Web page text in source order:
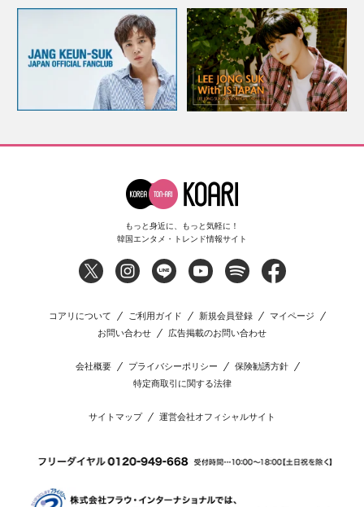
もっと身近に、もっと気軽に！
韓国エンタメ・トレンド情報サイト
コアリについて ご利用ガイド 新規会員登録
マイページ
お問い合わせ
広告掲載のお問い合わせ
会社概要 プライバシーポリシー
保険勧誘方針
特定商取引に関する法律
サイトマップ 運営会社オフィシャルサイト